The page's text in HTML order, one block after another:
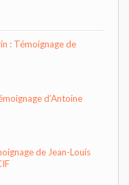
: Témoignage de
d’Antoine
de Jean-Louis